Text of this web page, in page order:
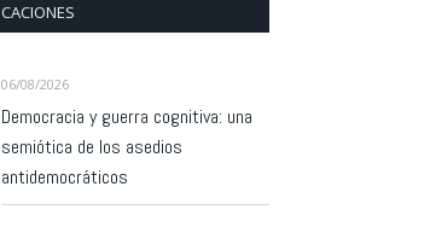
06/08/2026
Democracia y guerra cognitiva: una
semiótica de los asedios
antidemocráticos